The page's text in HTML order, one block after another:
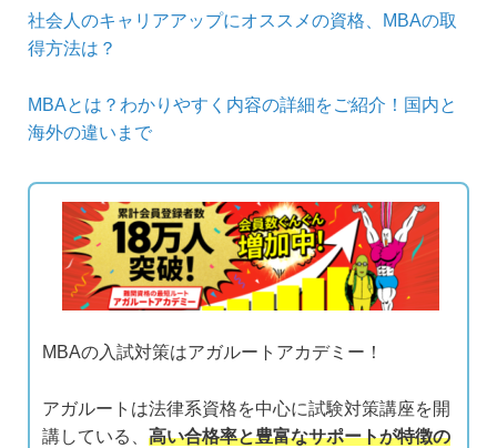
社会人のキャリアアップにオススメの資格、MBAの取
得方法は？
MBAとは？わかりやすく内容の詳細をご紹介！国内と
海外の違いまで
MBAの入試対策はアガルートアカデミー！
アガルートは法律系資格を中心に試験対策講座を開
講している、高い合格率と豊富なサポートが特徴の